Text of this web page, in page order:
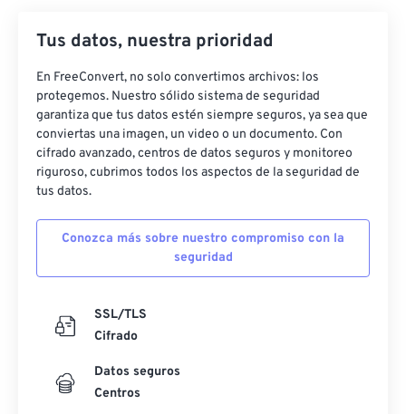
Tus datos, nuestra prioridad
En FreeConvert, no solo convertimos archivos: los
protegemos. Nuestro sólido sistema de seguridad
garantiza que tus datos estén siempre seguros, ya sea que
conviertas una imagen, un video o un documento. Con
cifrado avanzado, centros de datos seguros y monitoreo
riguroso, cubrimos todos los aspectos de la seguridad de
tus datos.
Conozca más sobre nuestro compromiso con la
seguridad
SSL/TLS
Cifrado
Datos seguros
Centros